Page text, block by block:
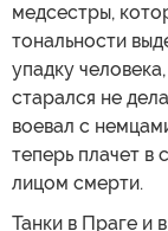
медсестры,
тональности
упадку
старался не
воевал с
теперь плачет в
лицом смерти.
Танки в Праге и